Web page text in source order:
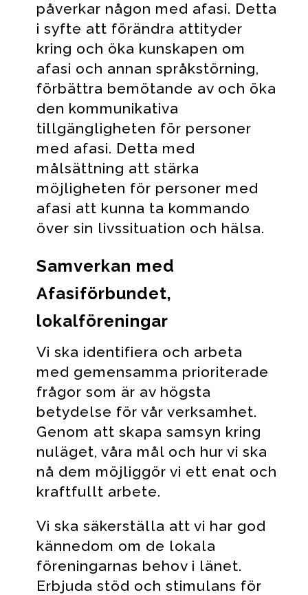
påverkar någon med afasi. Detta
i syfte att förändra attityder
kring och öka kunskapen om
afasi och annan språkstörning,
förbättra bemötande av och öka
den kommunikativa
tillgängligheten för personer
med afasi. Detta med
målsättning att stärka
möjligheten för personer med
afasi att kunna ta kommando
över sin livssituation och hälsa.
Samverkan med
Afasiförbundet,
lokalföreningar
Vi ska identifiera och arbeta
med gemensamma prioriterade
frågor som är av högsta
betydelse för vår verksamhet.
Genom att skapa samsyn kring
nuläget, våra mål och hur vi ska
nå dem möjliggör vi ett enat och
kraftfullt arbete.
Vi ska säkerställa att vi har god
kännedom om de lokala
föreningarnas behov i länet.
Erbjuda stöd och stimulans för